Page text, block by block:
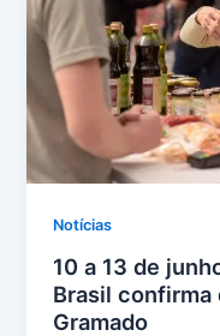
Notícias
10 a 13 de
Brasil confirma
Gramado